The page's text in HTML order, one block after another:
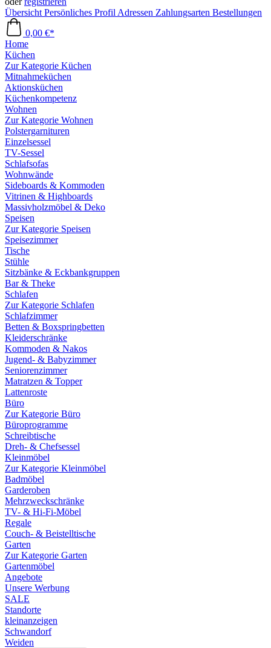
Übersicht Persönliches Profil Adressen Zahlungsarten Bestellungen
0,00 €*
Home
Küchen
Zur Kategorie Küchen
Mitnahmeküchen
Aktionsküchen
Küchenkompetenz
Wohnen
Zur Kategorie Wohnen
Polstergarnituren
Einzelsessel
TV-Sessel
Schlafsofas
Wohnwände
Sideboards & Kommoden
Vitrinen & Highboards
Massivholzmöbel & Deko
Speisen
Zur Kategorie Speisen
Speisezimmer
Tische
Stühle
Sitzbänke & Eckbankgruppen
Bar & Theke
Schlafen
Zur Kategorie Schlafen
Schlafzimmer
Betten & Boxspringbetten
Kleiderschränke
Kommoden & Nakos
Jugend- & Babyzimmer
Seniorenzimmer
Matratzen & Topper
Lattenroste
Büro
Zur Kategorie Büro
Büroprogramme
Schreibtische
Dreh- & Chefsessel
Kleinmöbel
Zur Kategorie Kleinmöbel
Badmöbel
Garderoben
Mehrzweckschränke
TV- & Hi-Fi-Möbel
Regale
Couch- & Beistelltische
Garten
Zur Kategorie Garten
Gartenmöbel
Angebote
Unsere Werbung
SALE
Standorte
kleinanzeigen
Schwandorf
Weiden